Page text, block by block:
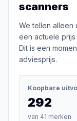
scanners
We tellen alleen
een actuele
Dit is een
adviesprijs.
Koopbare
292
van 41 merken